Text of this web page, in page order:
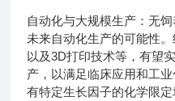
自动化与大规模生产：无
未来自动化生产的可能性
以及3D打印技术等，有望
产，以满足临床应用和工
有特定生长因子的化学限